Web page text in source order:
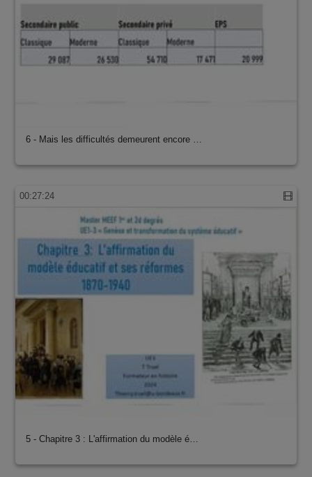
6 - Mais les difficultés demeurent encore …
00:27:24
5 - Chapitre 3 : L'affirmation du modèle é…